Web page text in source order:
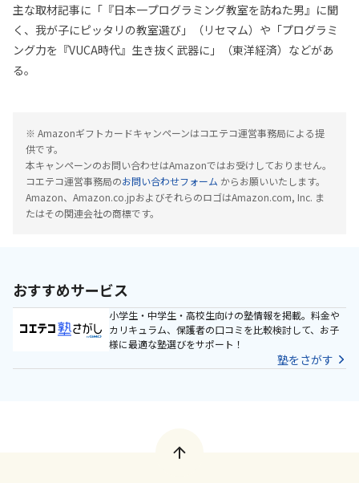
主な取材記事に「『日本一プログラミング教室を訪ねた男』に聞
く、我が子にピッタリの教室選び」（リセマム）や「プログラミ
ング力を『VUCA時代』生き抜く武器に」（東洋経済）などがあ
る。
※ Amazonギフトカードキャンペーンはコエテコ運営事務局による提
供です。
本キャンペーンのお問い合わせはAmazonではお受けしておりません。
コエテコ運営事務局のお問い合わせフォーム からお願いいたします。
Amazon、Amazon.co.jpおよびそれらのロゴはAmazon.com, Inc. ま
たはその関連会社の商標です。
おすすめサービス
小学生・中学生・高校生向けの塾情報を掲載。料金や
カリキュラム、保護者の口コミを比較検討して、お子
様に最適な塾選びをサポート！
塾をさがす